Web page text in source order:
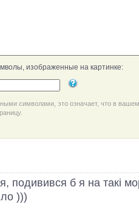
изображенные на картинке:
символами, это означает, что в
подивився б я на такі
)))